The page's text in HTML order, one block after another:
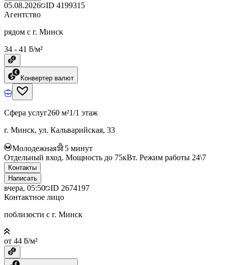
05.08.2026 ID 4199315
Агентство
рядом с г. Минск
34 - 41 ƃ/м²
Конвертер валют
Сфера услуг260 м²1/1 этаж
г. Минск, ул. Кальварийская, 33
Молодежная 5 минут
Отдельный вход. Мощность до 75кВт. Режим работы 24\7
Контакты
Написать
вчера, 05:50 ID 2674197
Контактное лицо
поблизости с г. Минск
от 44 ƃ/м²